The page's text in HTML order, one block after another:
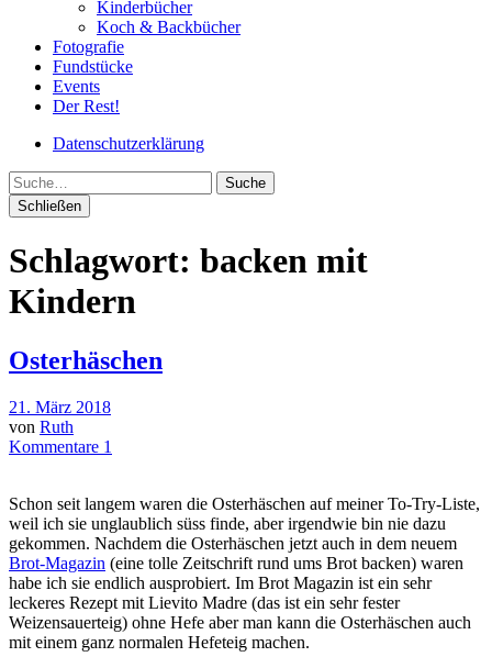
Kinderbücher
Koch & Backbücher
Fotografie
Fundstücke
Events
Der Rest!
Datenschutzerklärung
Suche
Schließen
Schlagwort: backen mit
Kindern
Osterhäschen
21. März 2018
von Ruth
Kommentare 1
Schon seit langem waren die Osterhäschen auf meiner To-Try-Liste,
weil ich sie unglaublich süss finde, aber irgendwie bin nie dazu
gekommen. Nachdem die Osterhäschen jetzt auch in dem neuem
Brot-Magazin (eine tolle Zeitschrift rund ums Brot backen) waren
habe ich sie endlich ausprobiert. Im Brot Magazin ist ein sehr
leckeres Rezept mit Lievito Madre (das ist ein sehr fester
Weizensauerteig) ohne Hefe aber man kann die Osterhäschen auch
mit einem ganz normalen Hefeteig machen.